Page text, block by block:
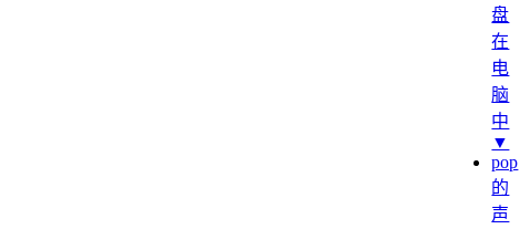
盘
在
电
脑
中
▼
pop
的
声